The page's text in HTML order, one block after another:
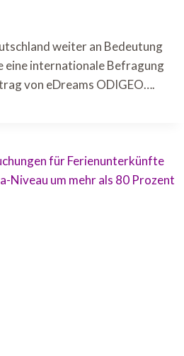
weiter an Bedeutung
eine internationale Befragung
von eDreams ODIGEO….